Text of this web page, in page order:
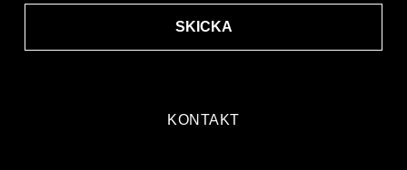
KONTAKT
SKICKA